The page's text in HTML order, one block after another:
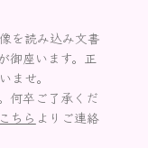
を読み込み文書
御座います。正
ませ。
何卒ご了承くだ
こちら よりご連絡